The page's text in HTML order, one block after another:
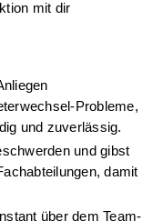
mit dir
Probleme,
und zuverlässig.
und gibst
damit
über dem Team-